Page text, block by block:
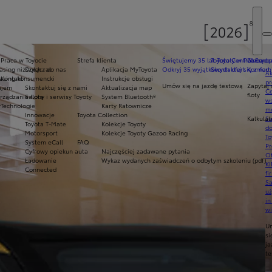
Świętujemy 35 lat Toyoty w Polsce
Odkryj 35 wyjątkowych ofert
Umów się na jazdę testową
Praca w Toyocie
Dołącz do nas
Kontakt
Skontaktuj się z nami
Salony i serwisy Toyoty
Technologie
Innowacje
Toyota T-Mate
Motorsport
System eCall
Cyfrowy opiekun auta
Ładowanie
Connected
Toyota Central
Skontaktuj się z
niższych rat
konsumencki
flotą
Komfort
Zapytaj
floty
Strefa klienta
Aplikacja MyToyota
Instrukcje obsługi
Aktualizacja map
System Bluetooth®
Karty Ratownicze
Toyota Collection
Kolekcje Toyoty
Kolekcje Toyoty Gazoo Racing
FAQ
Najczęściej zadawane pytania
Wykaz wydanych zaświadczeń o odbytym szkoleniu (pdf)